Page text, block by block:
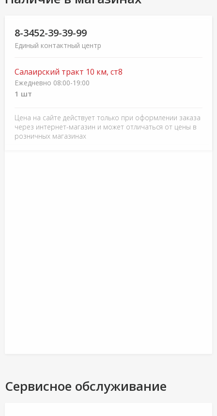
8-3452-39-39-99
Единый контактный центр
Салаирский тракт 10 км, ст8
Ежедневно 08:00-19:00
1 шт
Цена на сайте действует только при оформлении заказа
через интернет-магазин и может отличаться от цены в
розничных магазинах
Сервисное обслуживание